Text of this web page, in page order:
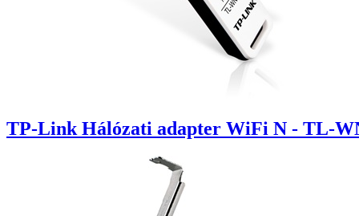
TP-Link Hálózati adapter WiFi N - TL-